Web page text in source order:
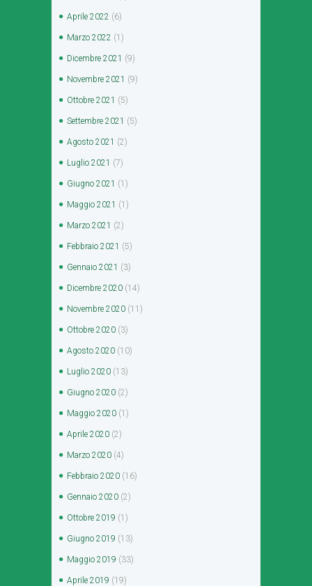
Aprile 2022 (6)
Marzo 2022 (1)
Dicembre 2021 (9)
Novembre 2021 (9)
Ottobre 2021 (5)
Settembre 2021 (5)
Agosto 2021 (2)
Luglio 2021 (7)
Giugno 2021 (1)
Maggio 2021 (1)
Marzo 2021 (2)
Febbraio 2021 (5)
Gennaio 2021 (3)
Dicembre 2020 (14)
Novembre 2020 (11)
Ottobre 2020 (3)
Agosto 2020 (10)
Luglio 2020 (13)
Giugno 2020 (2)
Maggio 2020 (1)
Aprile 2020 (2)
Marzo 2020 (4)
Febbraio 2020 (16)
Gennaio 2020 (2)
Ottobre 2019 (1)
Giugno 2019 (13)
Maggio 2019 (33)
Aprile 2019 (19)